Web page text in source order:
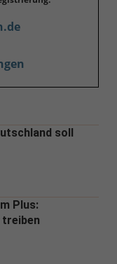
soll
Plus: